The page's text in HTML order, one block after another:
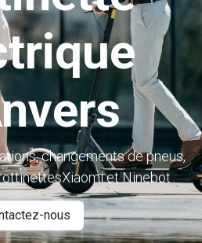
changements de pneus,
et Ninebot
nous